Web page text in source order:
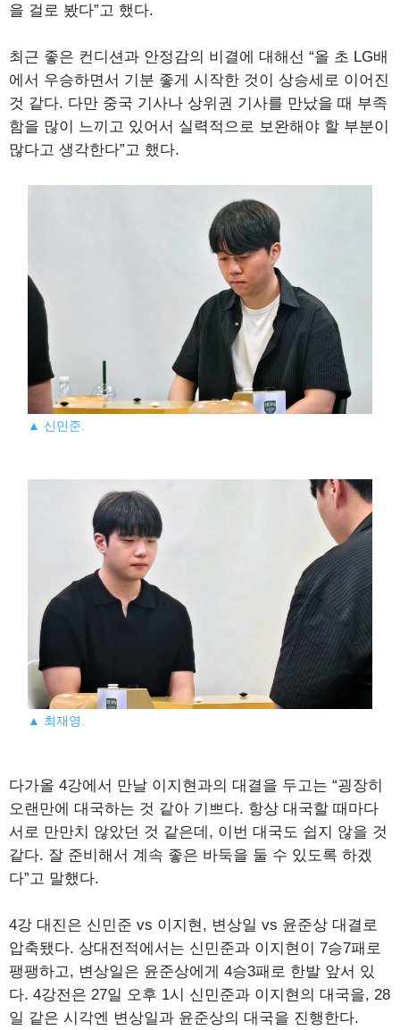
을 걸로 봤다”고 했다.
최근 좋은 컨디션과 안정감의 비결에 대해선 “올 초 LG배
에서 우승하면서 기분 좋게 시작한 것이 상승세로 이어진
것 같다. 다만 중국 기사나 상위권 기사를 만났을 때 부족
함을 많이 느끼고 있어서 실력적으로 보완해야 할 부분이
많다고 생각한다”고 했다.
▲ 신민준.
▲ 최재영.
다가올 4강에서 만날 이지현과의 대결을 두고는 “굉장히
오랜만에 대국하는 것 같아 기쁘다. 항상 대국할 때마다
서로 만만치 않았던 것 같은데, 이번 대국도 쉽지 않을 것
같다. 잘 준비해서 계속 좋은 바둑을 둘 수 있도록 하겠
다”고 말했다.
4강 대진은 신민준 vs 이지현, 변상일 vs 윤준상 대결로
압축됐다. 상대전적에서는 신민준과 이지현이 7승7패로
팽팽하고, 변상일은 윤준상에게 4승3패로 한발 앞서 있
다. 4강전은 27일 오후 1시 신민준과 이지현의 대국을, 28
일 같은 시각엔 변상일과 윤준상의 대국을 진행한다.